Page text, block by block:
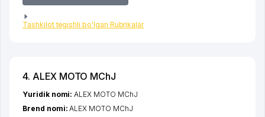
Tashkilot tegishli bo'lgan Rubrikalar
4. ALEX MOTO MChJ
Yuridik nomi:ALEX MOTO MChJ
Brend nomi:ALEX MOTO MChJ